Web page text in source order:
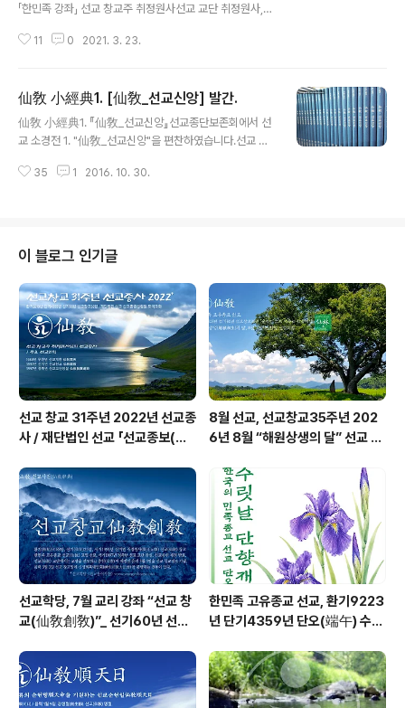
「한민족 강좌」 선교 창교주 취정원사선교 교단 취정원사,
(桓國) 환기(桓紀)”를 정의하다. 선교 창교주 취정원사님
립하시어 선제들에게 설하시던, 하느님 환인(桓因) · 하느
님의 나라 환국(桓國) · 환국의 연호 환기(桓紀)와 선교상
고(仙敎詳考) 선교신앙(仙敎信仰) 등, 선교환인집부회
에 결집되어 그 일부가 선교 수행경전 [천지인합일 선교] 2
11 0 2021. 3. 23.
仙敎 小經典1. [仙敎_선교신앙] 발간.
仙敎 小經典1. 『仙敎_선교신앙』선교종단보존회에서 선
교 소경전 1. "仙敎_선교신앙"을 편찬하였습니다.선교 창
서(著書)와 그 간의 "선교仙敎" 정기간행물의 내용을 모
선가서림 출판 ㅣ 2016.10.1. 仙敎 _ 선교신앙 한민족고
유종교 선교(仙敎),환인하느님을 신앙하는 천손신앙(天
孫信仰) 입니다.환인하느님을 바르게 섬기고선교를 보존
하여 포덕교화(布德敎化)하는 선교신앙,재단법인선교와
선교종단보존회에서 이끌어 갑니다.이 책에 실린 하늘의
말씀을 읽는모든 선제(仙弟)들과 함께 일심정회(一心正
回)..
35 1 2016. 10. 30.
이 블로그 인기글
선교 창교 31주년 2022년 선교종
사 / 재단법인 선교 「선교종보(仙
8월 선교, 선교창교35주년 202
6년 8월 “해원상생의 달” 선교 법
선교학당, 7월 교리 강좌 “선교 창
교(仙敎創敎)”_ 선기60년 선교
한민족 고유종교 선교, 환기9223
년 단기4359년 단오(端午) 수릿
사님 신성교화법문